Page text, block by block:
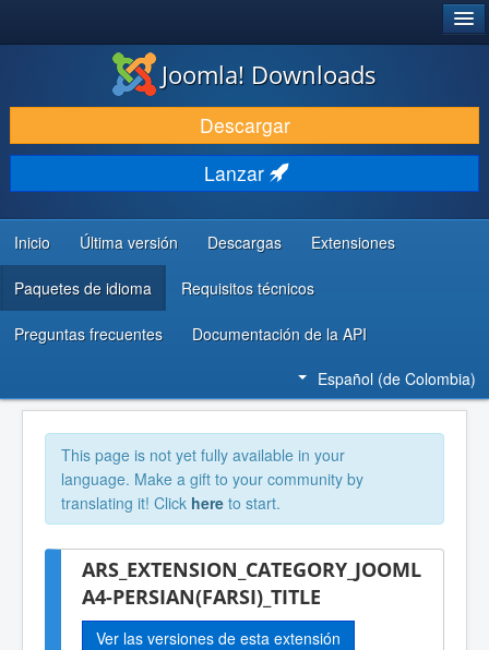
DESCARGAR
DESCUBRE Y APRENDE
COMUNIDAD Y AYUDA
RECURSOS PARA DESARROLLADORES
Joomla! Downloads
Descargar
Lanzar
Inicio Última versión Descargas Extensiones
Paquetes de idioma Requisitos técnicos
Preguntas frecuentes Documentación de la API
Español (de Colombia)
This page is not yet fully available in your
language. Make a gift to your community by
translating it! Click here to start.
ARS_EXTENSION_CATEGORY_JOOML
A4-PERSIAN(FARSI)_TITLE
Ver las versiones de esta extensión